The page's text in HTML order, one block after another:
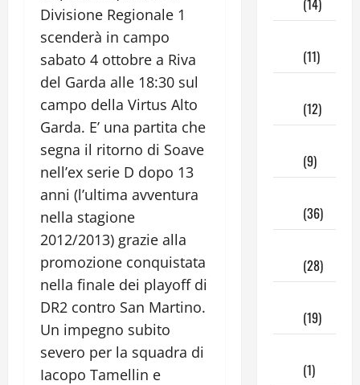
Divisione Regionale 1
scenderà in campo
sabato 4 ottobre a Riva
del Garda alle 18:30 sul
campo della Virtus Alto
Garda. E’ una partita che
segna il ritorno di Soave
nell’ex serie D dopo 13
anni (l’ultima avventura
nella stagione
2012/2013) grazie alla
promozione conquistata
nella finale dei playoff di
DR2 contro San Martino.
Un impegno subito
severo per la squadra di
Iacopo Tamellin e
(14)
(11)
(12)
(9)
(36)
(28)
(19)
(1)